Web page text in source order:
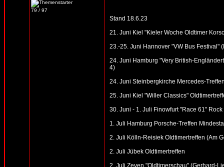
79 / 97
Stand 18.6.23
21. Juni Kiel "Kieler Woche Oldtimer
23.-25. Juni Hannover "VW Bus Festival"
24. Juni Hamburg "Very British-
4)
24. Juni Steinbergkirche Mercedes-
25. Juni Kiel "Willer Classics"
30. Juni - 1. Juli Finowfurt "Race 61"
1. Juli Hamburg Porsche-Treffen
2. Juli Kölln-Reisiek Oldtimertreffen (Am
2. Juli Jübek Oldtimertreffen
2. Juli Zeven "Oldtimerschau" (Gerhard-